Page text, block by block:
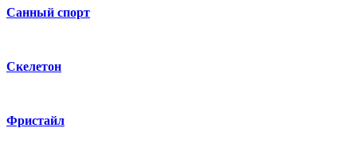
Санный спорт
Скелетон
Фристайл